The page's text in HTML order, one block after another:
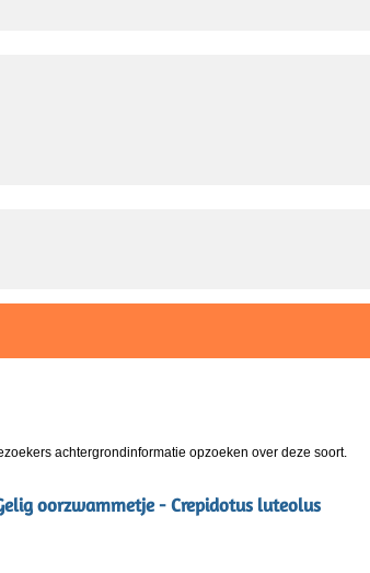
achtergrondinformatie opzoeken over deze soort.
oorzwammetje - Crepidotus luteolus